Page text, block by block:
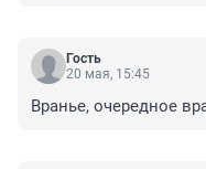
Гость
20 мая, 15:45
Вранье, очередное